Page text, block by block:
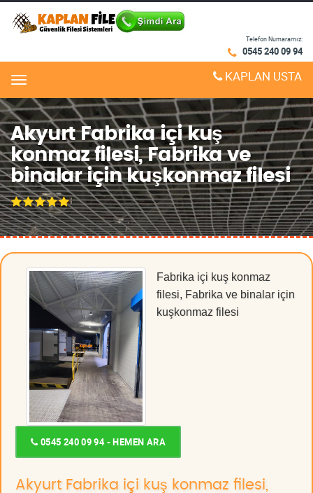
Telefon Numaramız:
0545 240 09 94
Menu KAPLAN USTA
Akyurt Fabrika içi kuş
konmaz filesi, Fabrika ve
binalar için kuşkonmaz filesi
Fabrika içi kuş konmaz
filesi, Fabrika ve binalar için
kuşkonmaz filesi
0545 240 09 94 - HEMEN ARA
Akyurt Fabrika içi kuş konmaz filesi,